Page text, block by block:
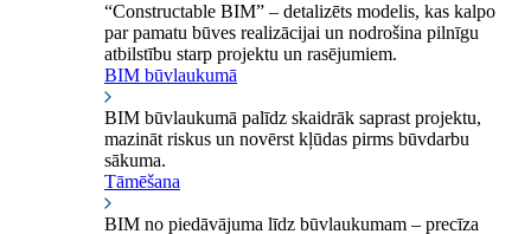
“Constructable BIM” – detalizēts modelis, kas kalpo
par pamatu būves realizācijai un nodrošina pilnīgu
atbilstību starp projektu un rasējumiem.
BIM būvlaukumā
BIM būvlaukumā palīdz skaidrāk saprast projektu,
mazināt riskus un novērst kļūdas pirms būvdarbu
sākuma.
Tāmēšana
BIM no piedāvājuma līdz būvlaukumam – precīza